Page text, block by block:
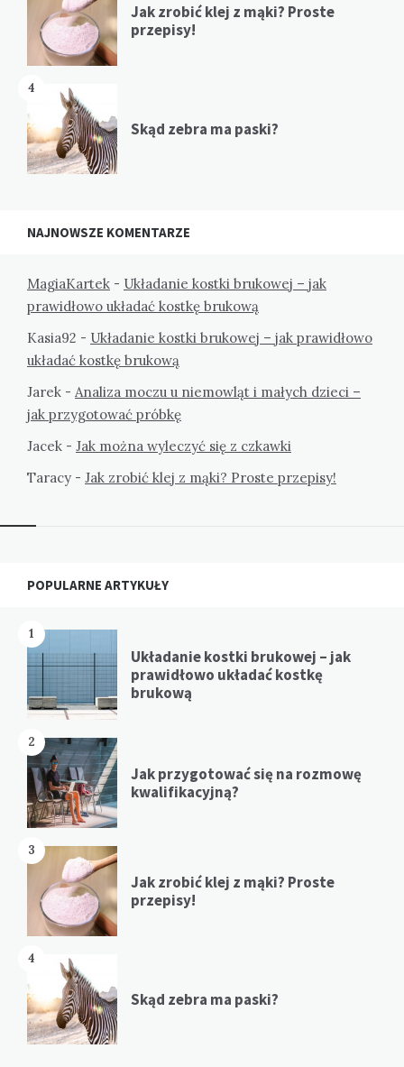
Jak zrobić klej z mąki? Proste
przepisy!
4
Skąd zebra ma paski?
NAJNOWSZE KOMENTARZE
MagiaKartek - Układanie kostki brukowej – jak
prawidłowo układać kostkę brukową
Kasia92 - Układanie kostki brukowej – jak prawidłowo
układać kostkę brukową
Jarek - Analiza moczu u niemowląt i małych dzieci –
jak przygotować próbkę
Jacek - Jak można wyleczyć się z czkawki
Taracy - Jak zrobić klej z mąki? Proste przepisy!
Widgets
POPULARNE ARTYKUŁY
1
Układanie kostki brukowej – jak
prawidłowo układać kostkę
brukową
2
Jak przygotować się na rozmowę
kwalifikacyjną?
3
Jak zrobić klej z mąki? Proste
przepisy!
4
Skąd zebra ma paski?